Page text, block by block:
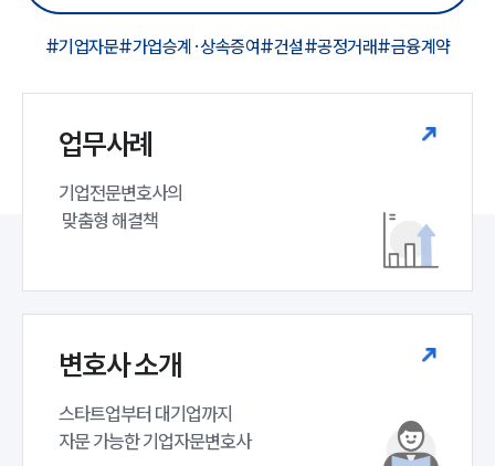
#기업자문#가업승계·상속증여#건설#공정거래#금융계약
업무사례
기업전문변호사의
맞춤형 해결책
변호사 소개
스타트업부터 대기업까지
자문 가능한 기업자문변호사